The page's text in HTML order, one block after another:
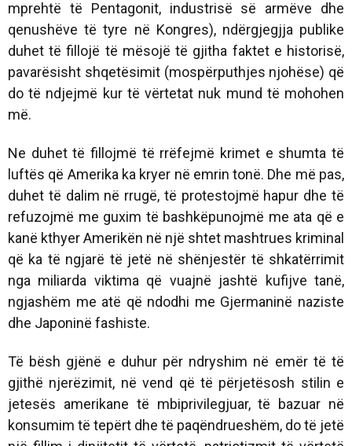
mprehtë të Pentagonit, industrisë së armëve dhe
qenushëve të tyre në Kongres), ndërgjegjja publike
duhet të fillojë të mësojë të gjitha faktet e historisë,
pavarësisht shqetësimit (mospërputhjes njohëse) që
do të ndjejmë kur të vërtetat nuk mund të mohohen
më.
Ne duhet të fillojmë të rrëfejmë krimet e shumta të
luftës që Amerika ka kryer në emrin tonë. Dhe më pas,
duhet të dalim në rrugë, të protestojmë hapur dhe të
refuzojmë me guxim të bashkëpunojmë me ata që e
kanë kthyer Amerikën në një shtet mashtrues kriminal
që ka të ngjarë të jetë në shënjestër të shkatërrimit
nga miliarda viktima që vuajnë jashtë kufijve tanë,
ngjashëm me atë që ndodhi me Gjermaninë naziste
dhe Japoninë fashiste.
Të bësh gjënë e duhur për ndryshim në emër të të
gjithë njerëzimit, në vend që të përjetësosh stilin e
jetesës amerikane të mbiprivilegjuar, të bazuar në
konsumim të tepërt dhe të paqëndrueshëm, do të jetë